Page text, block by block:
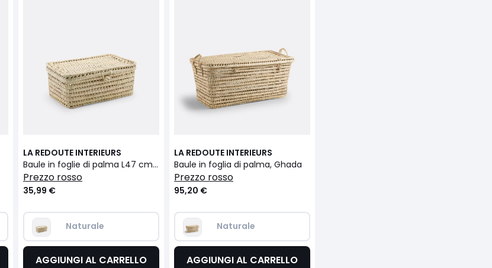
LA REDOUTE INTERIEURS
Baule in foglie di palma L47 cm, Ghada
prezzo rosso
35,99 €
Naturale
AGGIUNGI AL CARRELLO
LA REDOUTE INTERIEURS
Baule in foglia di palma, Ghada
prezzo rosso
95,20 €
Naturale
AGGIUNGI AL CARRELLO